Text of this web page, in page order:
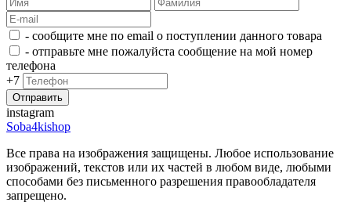
- сообщите мне по email о поступлении данного товара
- отправьте мне пожалуйста сообщение на мой номер
телефона
+7
instagram
Soba4kishop
Все права на изображения защищены. Любое использование
изображений, текстов или их частей в любом виде, любыми
способами без письменного разрешения правообладателя
запрещено.